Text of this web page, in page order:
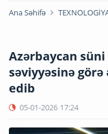
Ana Səhifə
Azərbaycan
səviyyəsinə
edib
05-01-2026 17:24